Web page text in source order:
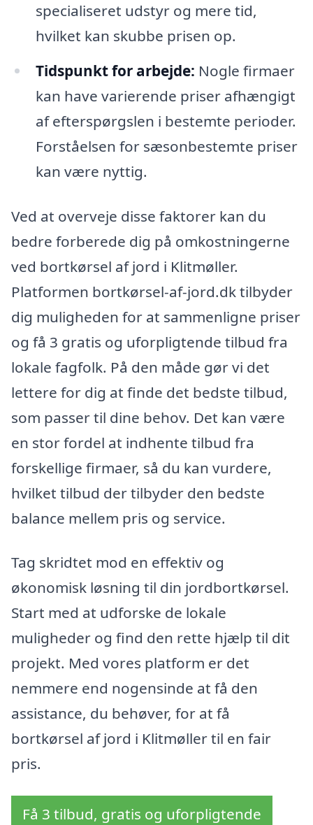
specialiseret udstyr og mere tid,
hvilket kan skubbe prisen op.
Tidspunkt for arbejde: Nogle firmaer
kan have varierende priser afhængigt
af efterspørgslen i bestemte perioder.
Forståelsen for sæsonbestemte priser
kan være nyttig.
Ved at overveje disse faktorer kan du
bedre forberede dig på omkostningerne
ved bortkørsel af jord i Klitmøller.
Platformen bortkørsel-af-jord.dk tilbyder
dig muligheden for at sammenligne priser
og få 3 gratis og uforpligtende tilbud fra
lokale fagfolk. På den måde gør vi det
lettere for dig at finde det bedste tilbud,
som passer til dine behov. Det kan være
en stor fordel at indhente tilbud fra
forskellige firmaer, så du kan vurdere,
hvilket tilbud der tilbyder den bedste
balance mellem pris og service.
Tag skridtet mod en effektiv og
økonomisk løsning til din jordbortkørsel.
Start med at udforske de lokale
muligheder og find den rette hjælp til dit
projekt. Med vores platform er det
nemmere end nogensinde at få den
assistance, du behøver, for at få
bortkørsel af jord i Klitmøller til en fair
pris.
Få 3 tilbud, gratis og uforpligtende